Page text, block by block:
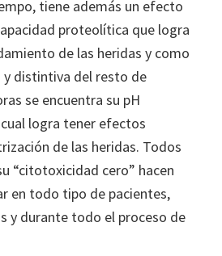
tiene además un efecto
proteolítica que logra
de las heridas y como
y distintiva del resto de
se encuentra su pH
logra tener efectos
de las heridas. Todos
“citotoxicidad cero” hacen
en todo tipo de pacientes,
y durante todo el proceso de